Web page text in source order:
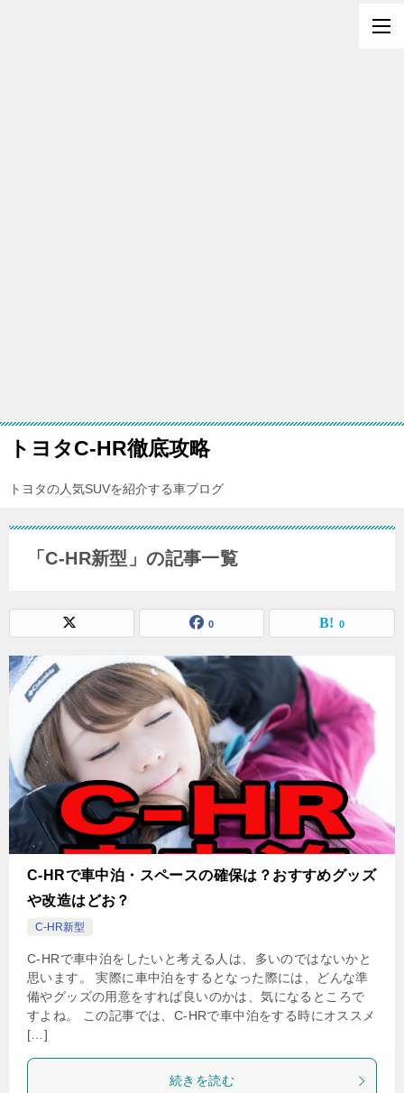
トヨタC-HR徹底攻略
トヨタの人気SUVを紹介する車ブログ
「C-HR新型」の記事一覧
0 0
C-HRで車中泊・スペースの確保は？おすすめグッズ
や改造はどお？
C-HR新型
C-HRで車中泊をしたいと考える人は、多いのではないかと
思います。 実際に車中泊をするとなった際には、どんな準
備やグッズの用意をすれば良いのかは、気になるところで
すよね。 この記事では、C-HRで車中泊をする時にオススメ
[…]
続きを読む